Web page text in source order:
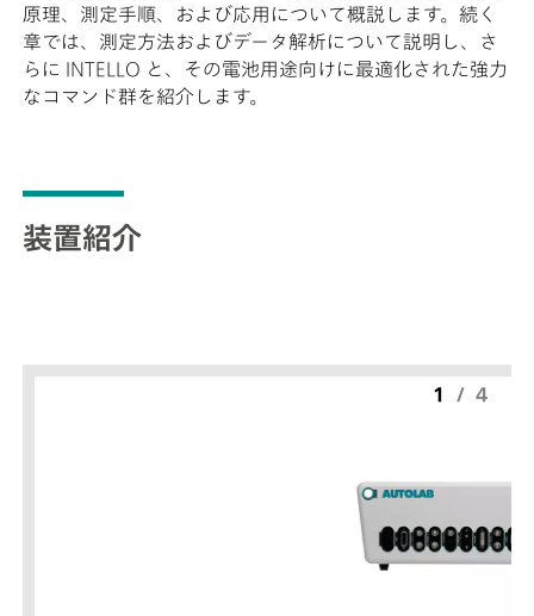
原理、測定手順、および応用について概説します。続く
章では、測定方法およびデータ解析について説明し、さ
らに INTELLO と、その電池用途向けに最適化された強力
なコマンド群を紹介します。
装置紹介
1 / 4